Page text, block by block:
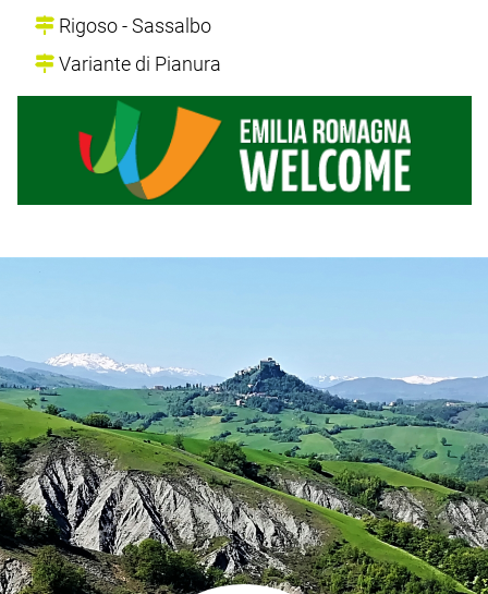
Rigoso - Sassalbo
Variante di Pianura